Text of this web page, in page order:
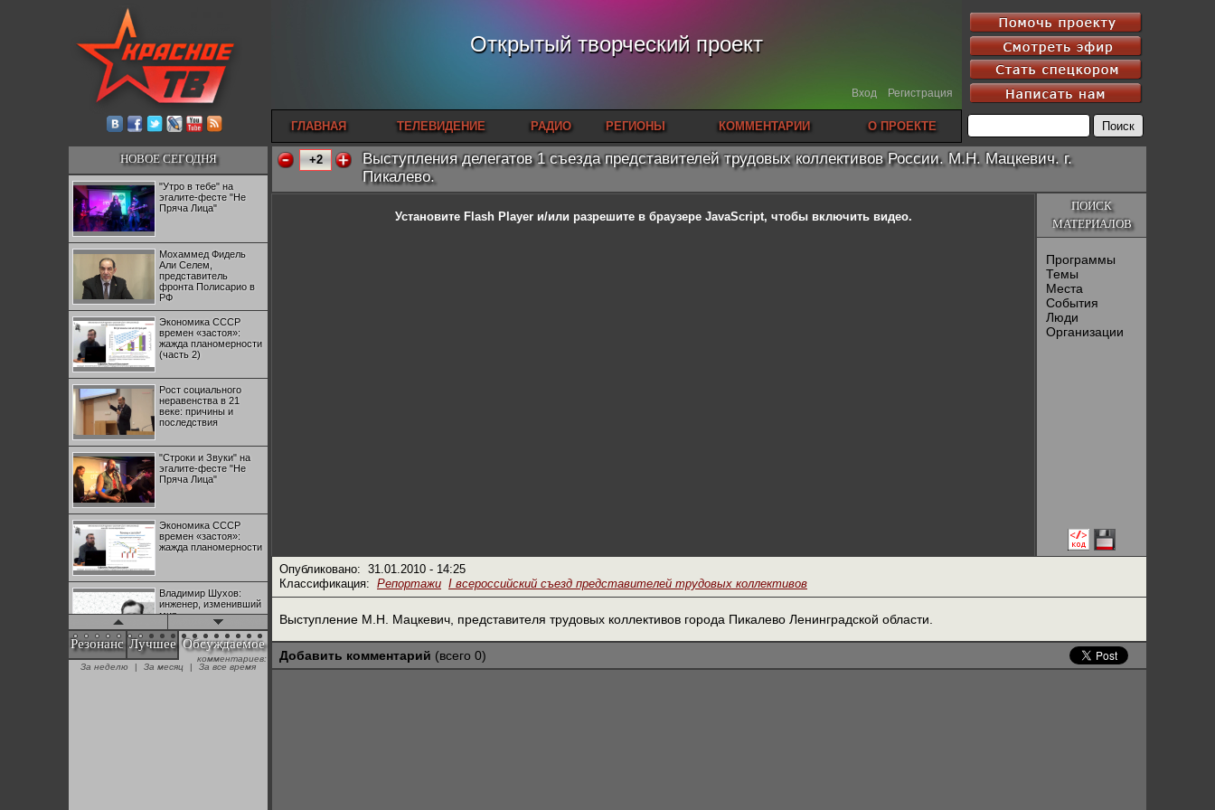
Открытый творческий проект
Вход Регистрация
ГЛАВНАЯ ТЕЛЕВИДЕНИЕ РАДИО РЕГИОНЫ КОММЕНТАРИИ О ПРОЕКТЕ
НОВОЕ СЕГОДНЯ
"Утро в тебе" на
эгалите-фесте "Не
Пряча Лица"
Мохаммед Фидель
Али Селем,
представитель
фронта Полисарио в
РФ
Экономика СССР
времен «застоя»:
жажда планомерности
(часть 2)
Рост социального
неравенства в 21
веке: причины и
последствия
"Строки и Звуки" на
эгалите-фесте "Не
Пряча Лица"
Экономика СССР
времен «застоя»:
жажда планомерности
Владимир Шухов:
инженер, изменивший
мир
"Аркадий Коц" на
эгалите-фесте "Не
Резонанс Лучшее Обсуждаемое
комментариев:
За неделю
| За месяц | За все время
+2
Выступления делегатов 1 съезда представителей трудовых коллективов России. М.Н. Мацкевич. г.
Пикалево.
ПОИСК
МАТЕРИАЛОВ
Программы
Темы
Места
События
Люди
Организации
Установите Flash Playerи/или разрешите в браузере JavaScript, чтобы включить видео.
Опубликовано: 31.01.2010 - 14:25
Классификация: Репортажи I всероссийский съезд представителей трудовых коллективов
Выступление М.Н. Мацкевич, представителя трудовых коллективов города Пикалево Ленинградской области.
Добавить комментарий (всего 0)